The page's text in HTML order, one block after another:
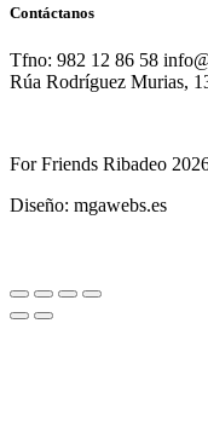
Contáctanos
Tfno: 982 12 86 58
Rúa Rodríguez Murias,
For Friends Ribadeo
Diseño: mgawebs.es